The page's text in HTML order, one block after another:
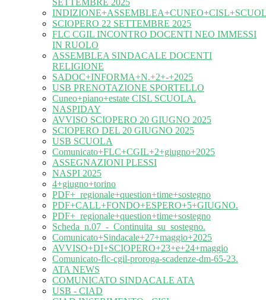
SETTEMBRE 2025
SCIOPERO 22 SETTEMBRE 2025
FLC CGIL INCONTRO DOCENTI NEO IMMESSI
IN RUOLO
ASSEMBLEA SINDACALE DOCENTI
RELIGIONE
SADOC+INFORMA+N.+2+-+2025
USB PRENOTAZIONE SPORTELLO
Cuneo+piano+estate CISL SCUOLA.
NASPIDAY
AVVISO SCIOPERO 20 GIUGNO 2025
SCIOPERO DEL 20 GIUGNO 2025
USB SCUOLA
Comunicato+FLC+CGIL+2+giugno+2025
ASSEGNAZIONI PLESSI
NASPI 2025
4+giugno+torino
PDF+_regionale+question+time+sostegno
PDF+CALL+FONDO+ESPERO+5+GIUGNO.
PDF+_regionale+question+time+sostegno
Scheda_n.07_-_Continuita_su_sostegno.
Comunicato+Sindacale+27+maggio+2025
AVVISO+DI+SCIOPERO+23+e+24+maggio
Comunicato-flc-cgil-proroga-scadenze-dm-65-23.
ATA NEWS
COMUNICATO SINDACALE ATA
USB - CIAD